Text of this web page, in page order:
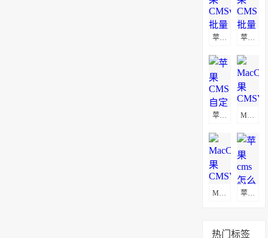
苹果CMS批量替换播放地址及图片地址方法
苹果cms怎么更换logo
热门标签